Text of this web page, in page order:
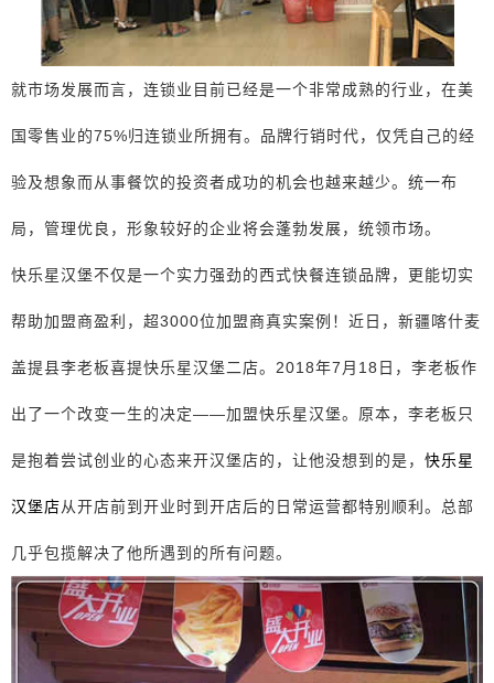
就市场发展而言，连锁业目前已经是一个非常成熟的行业，在美
国零售业的75%归连锁业所拥有。品牌行销时代，仅凭自己的经
验及想象而从事餐饮的投资者成功的机会也越来越少。统一布
局，管理优良，形象较好的企业将会蓬勃发展，统领市场。
快乐星汉堡不仅是一个实力强劲的西式快餐连锁品牌，更能切实
帮助加盟商盈利，超3000位加盟商真实案例！近日，新疆喀什麦
盖提县李老板喜提快乐星汉堡二店。2018年7月18日，李老板作
出了一个改变一生的决定——加盟快乐星汉堡。原本，李老板只
是抱着尝试创业的心态来开汉堡店的，让他没想到的是， 快乐星
汉堡店从开店前到开业时到开店后的日常运营都特别顺利。总部
几乎包揽解决了他所遇到的所有问题。